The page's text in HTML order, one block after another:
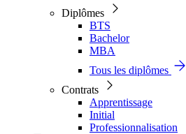
Diplômes
BTS
Bachelor
MBA
Tous les diplômes
Contrats
Apprentissage
Initial
Professionnalisation